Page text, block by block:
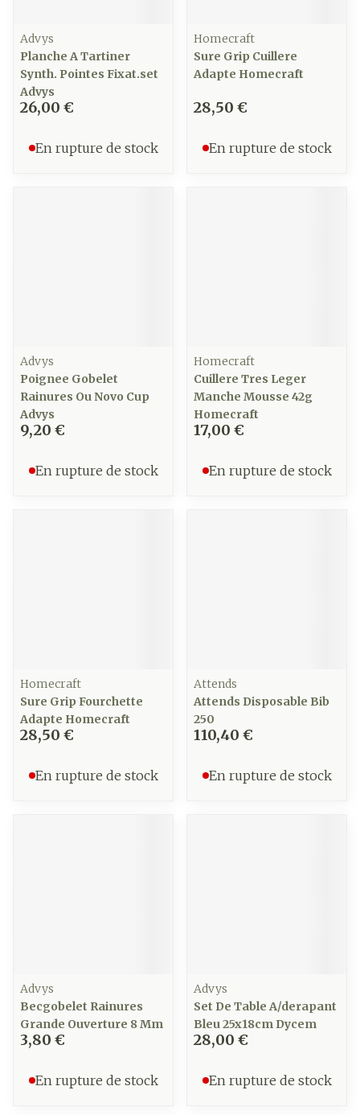
Advys
Planche A Tartiner
Synth. Pointes Fixat.set
Advys
26,00 €
En rupture de stock
Homecraft
Sure Grip Cuillere
Adapte Homecraft
28,50 €
En rupture de stock
Advys
Poignee Gobelet
Rainures Ou Novo Cup
Advys
9,20 €
En rupture de stock
Homecraft
Cuillere Tres Leger
Manche Mousse 42g
Homecraft
17,00 €
En rupture de stock
Homecraft
Sure Grip Fourchette
Adapte Homecraft
28,50 €
En rupture de stock
Attends
Attends Disposable Bib
250
110,40 €
En rupture de stock
Advys
Becgobelet Rainures
Grande Ouverture 8 Mm
3,80 €
En rupture de stock
Advys
Set De Table A/derapant
Bleu 25x18cm Dycem
28,00 €
En rupture de stock